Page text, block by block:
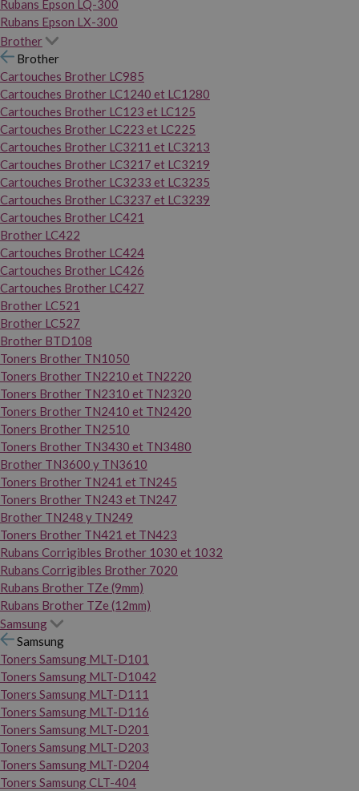
Rubans Epson LQ-300
Rubans Epson LX-300
Brother
Brother
Cartouches Brother LC985
Cartouches Brother LC1240 et LC1280
Cartouches Brother LC123 et LC125
Cartouches Brother LC223 et LC225
Cartouches Brother LC3211 et LC3213
Cartouches Brother LC3217 et LC3219
Cartouches Brother LC3233 et LC3235
Cartouches Brother LC3237 et LC3239
Cartouches Brother LC421
Brother LC422
Cartouches Brother LC424
Cartouches Brother LC426
Cartouches Brother LC427
Brother LC521
Brother LC527
Brother BTD108
Toners Brother TN1050
Toners Brother TN2210 et TN2220
Toners Brother TN2310 et TN2320
Toners Brother TN2410 et TN2420
Toners Brother TN2510
Toners Brother TN3430 et TN3480
Brother TN3600 y TN3610
Toners Brother TN241 et TN245
Toners Brother TN243 et TN247
Brother TN248 y TN249
Toners Brother TN421 et TN423
Rubans Corrigibles Brother 1030 et 1032
Rubans Corrigibles Brother 7020
Rubans Brother TZe (9mm)
Rubans Brother TZe (12mm)
Samsung
Samsung
Toners Samsung MLT-D101
Toners Samsung MLT-D1042
Toners Samsung MLT-D111
Toners Samsung MLT-D116
Toners Samsung MLT-D201
Toners Samsung MLT-D203
Toners Samsung MLT-D204
Toners Samsung CLT-404